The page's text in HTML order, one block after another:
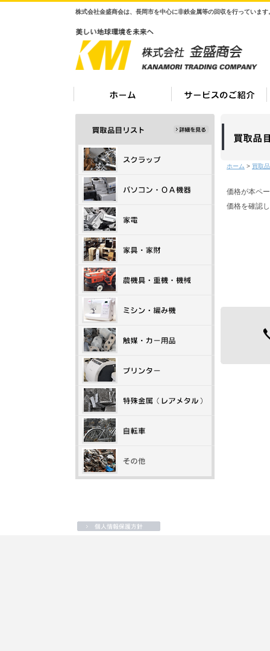
株式会社金盛商会は、長岡市を中心に非鉄金属等の回収を行っていま
ホーム > 買取
価格が本ペ
価格を確認